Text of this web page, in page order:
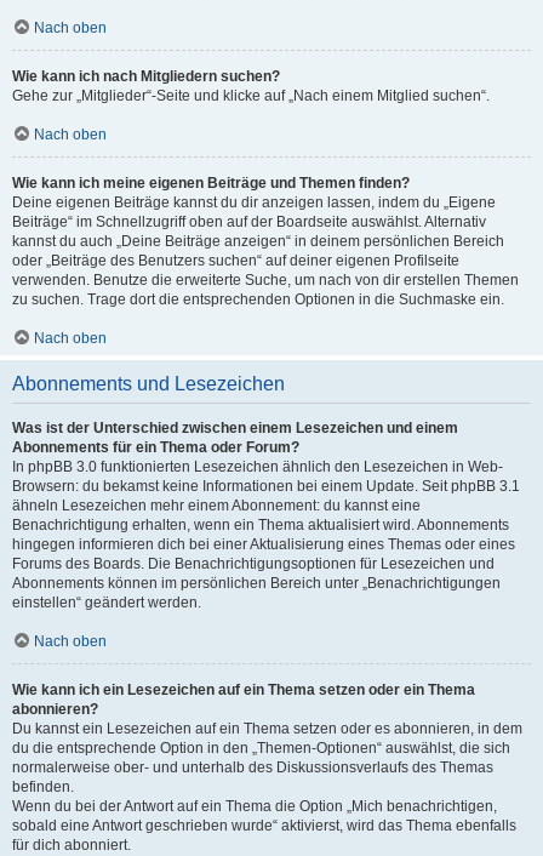
Nach oben
Wie kann ich nach Mitgliedern suchen?
Gehe zur „Mitglieder“-Seite und klicke auf „Nach einem Mitglied suchen“.
Nach oben
Wie kann ich meine eigenen Beiträge und Themen finden?
Deine eigenen Beiträge kannst du dir anzeigen lassen, indem du „Eigene
Beiträge“ im Schnellzugriff oben auf der Boardseite auswählst. Alternativ
kannst du auch „Deine Beiträge anzeigen“ in deinem persönlichen Bereich
oder „Beiträge des Benutzers suchen“ auf deiner eigenen Profilseite
verwenden. Benutze die erweiterte Suche, um nach von dir erstellen Themen
zu suchen. Trage dort die entsprechenden Optionen in die Suchmaske ein.
Nach oben
Abonnements und Lesezeichen
Was ist der Unterschied zwischen einem Lesezeichen und einem
Abonnements für ein Thema oder Forum?
In phpBB 3.0 funktionierten Lesezeichen ähnlich den Lesezeichen in Web-
Browsern: du bekamst keine Informationen bei einem Update. Seit phpBB 3.1
ähneln Lesezeichen mehr einem Abonnement: du kannst eine
Benachrichtigung erhalten, wenn ein Thema aktualisiert wird. Abonnements
hingegen informieren dich bei einer Aktualisierung eines Themas oder eines
Forums des Boards. Die Benachrichtigungsoptionen für Lesezeichen und
Abonnements können im persönlichen Bereich unter „Benachrichtigungen
einstellen“ geändert werden.
Nach oben
Wie kann ich ein Lesezeichen auf ein Thema setzen oder ein Thema
abonnieren?
Du kannst ein Lesezeichen auf ein Thema setzen oder es abonnieren, in dem
du die entsprechende Option in den „Themen-Optionen“ auswählst, die sich
normalerweise ober- und unterhalb des Diskussionsverlaufs des Themas
befinden.
Wenn du bei der Antwort auf ein Thema die Option „Mich benachrichtigen,
sobald eine Antwort geschrieben wurde“ aktivierst, wird das Thema ebenfalls
für dich abonniert.